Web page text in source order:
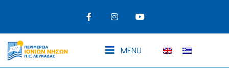
MENU